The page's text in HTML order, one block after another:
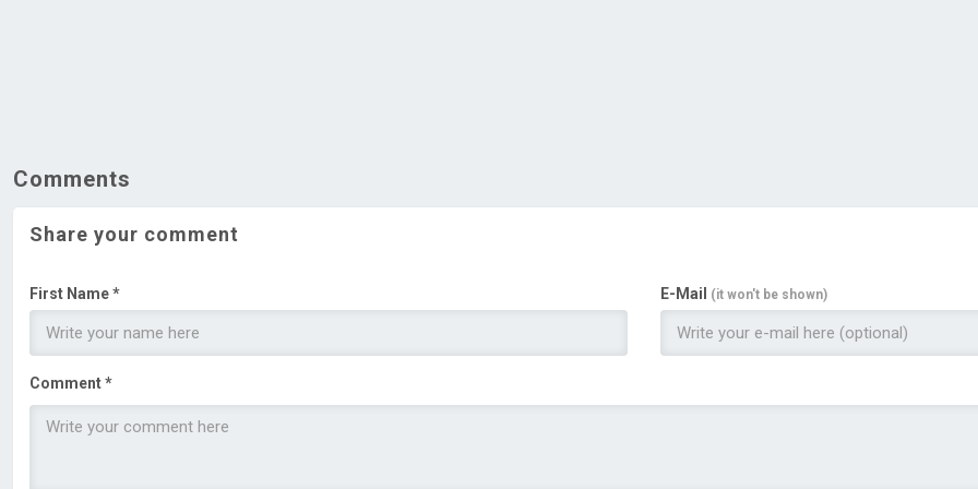
Comments
Share your comment
First Name * E-Mail (it won't be shown)
Comment *